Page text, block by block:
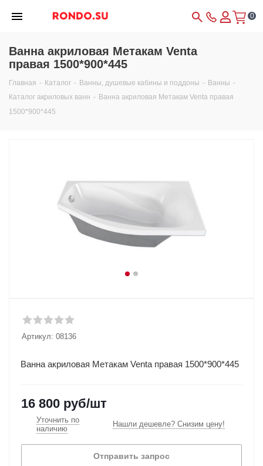
0
Ванна акриловая Метакам Venta
правая 1500*900*445
Главная - Каталог - Ванны, душевые кабины и поддоны - Ванны -
Каталог акриловых ванн - Ванна акриловая Метакам Venta правая
1500*900*445
Артикул: 08136
Ванна акриловая Метакам Venta правая 1500*900*445
16 800 руб/шт
Уточнить по
наличию
Нашли дешевле? Снизим цену!
Отправить запрос